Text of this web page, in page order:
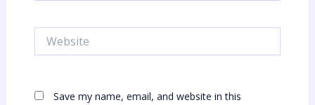
Save my name, email, and website in this